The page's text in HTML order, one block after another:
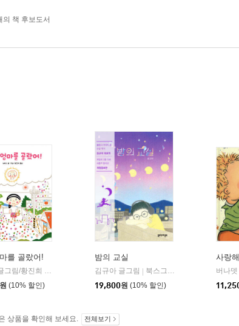
책 후보도서
를 골랐어!
노부미 글그림/황진희 역
위즈덤하우스
원 (10% 할인)
밤의 교실
김규아 글그림
북스그라운드
19,800원 (10% 할인)
사랑
상품을 확인해 보세요. 전체보기